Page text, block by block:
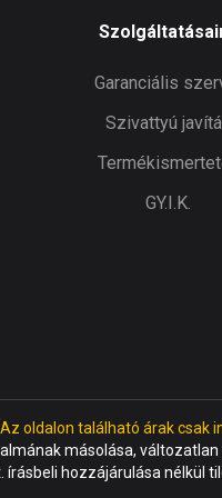
Garanciális
Szivattyú
GY.I.K.
Az oldalon található árak csak
másolása,
írásbeli hozzájárulása nélkül